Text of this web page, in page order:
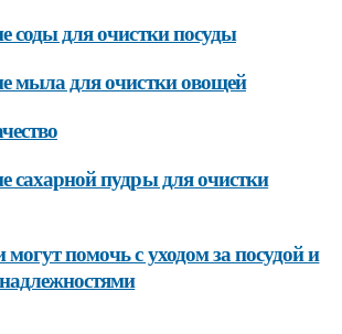
соды для очистки посуды
мыла для очистки овощей
сахарной пудры для очистки
помочь с уходом за посудой и